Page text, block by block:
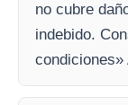
no cubre
indebido.
condiciones»